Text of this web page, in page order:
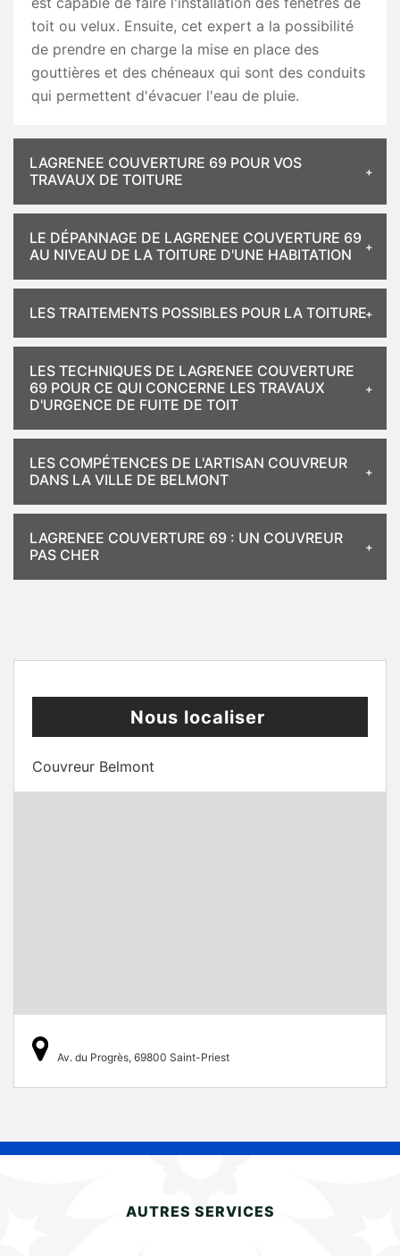
toit ou velux. Ensuite, cet expert a la possibilité
de prendre en charge la mise en place des
gouttières et des chéneaux qui sont des conduits
qui permettent d'évacuer l'eau de pluie.
LAGRENEE COUVERTURE 69 POUR VOS
TRAVAUX DE TOITURE
LE DÉPANNAGE DE LAGRENEE COUVERTURE 69
AU NIVEAU DE LA TOITURE D'UNE HABITATION
LES TRAITEMENTS POSSIBLES POUR LA TOITURE
LES TECHNIQUES DE LAGRENEE COUVERTURE
69 POUR CE QUI CONCERNE LES TRAVAUX
D'URGENCE DE FUITE DE TOIT
LES COMPÉTENCES DE L'ARTISAN COUVREUR
DANS LA VILLE DE BELMONT
LAGRENEE COUVERTURE 69 : UN COUVREUR
PAS CHER
Nous localiser
Couvreur Belmont
Av. du Progrès, 69800 Saint-Priest
AUTRES SERVICES